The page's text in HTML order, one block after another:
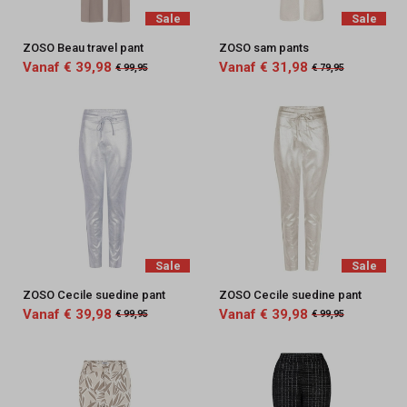
Sale
ZOSO Beau travel pant
Vanaf € 39,98 € 99,95
Sale
ZOSO sam pants
Vanaf € 31,98 € 79,95
Sale
ZOSO Cecile suedine pant
Vanaf € 39,98 € 99,95
Sale
ZOSO Cecile suedine pant
Vanaf € 39,98 € 99,95